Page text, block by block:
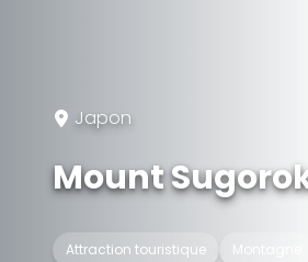
Japon
Mount
Attraction touristique Montagne